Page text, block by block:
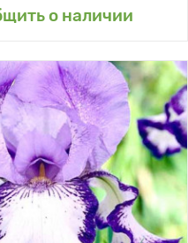
о наличии
в мой сад